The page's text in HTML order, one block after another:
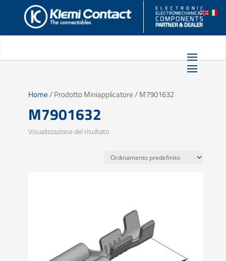
Home/ Prodotto Miniapplicatore / M7901632
M7901632
Visualizzazione del risultato